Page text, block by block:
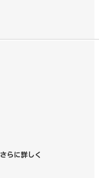
さらに詳しく